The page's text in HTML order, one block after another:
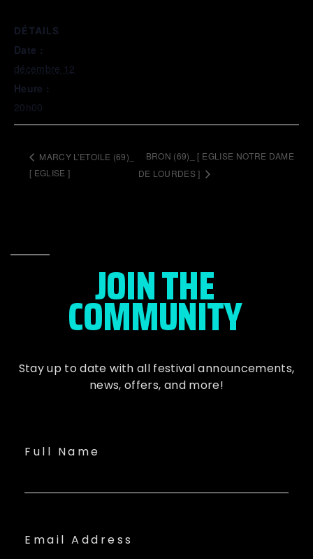
DÉTAILS
Date :
décembre 12
Heure :
20h00
MARCY L’ETOILE (69)_
[ EGLISE ]
BRON (69)_ [ EGLISE NOTRE DAME
DE LOURDES ]
JOIN THE
COMMUNITY
Stay up to date with all festivalannouncements,
news, offers, and more!
Full Name
Email Address